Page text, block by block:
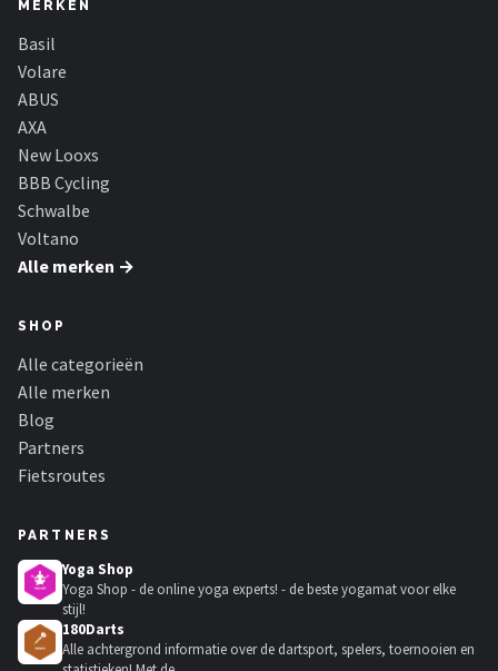
MERKEN
Basil
Volare
ABUS
AXA
New Looxs
BBB Cycling
Schwalbe
Voltano
Alle merken →
SHOP
Alle categorieën
Alle merken
Blog
Partners
Fietsroutes
PARTNERS
Yoga Shop
Yoga Shop - de online yoga experts! - de beste yogamat voor elke
stijl!
180Darts
Alle achtergrond informatie over de dartsport, spelers, toernooien en